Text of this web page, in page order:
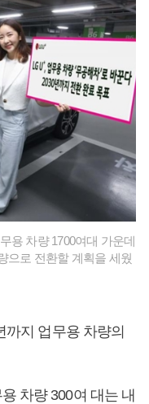
용 차량 1700여대 가운데
으로 전환할 계획을 세웠
까지 업무용 차량의
차량 300여 대는 내